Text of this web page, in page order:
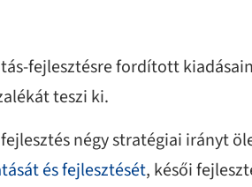
fejlesztésre fordított
teszi ki.
négy stratégiai irányt
és fejlesztését, késői